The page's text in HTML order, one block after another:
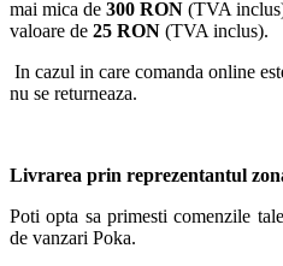
mai mica de 300 RON (TVA
valoare de 25 RON (TVA inclus).
In cazul in care comanda online
nu se returneaza.
Livrarea prin reprezentantul
Poti opta sa primesti comenzile
de vanzari Poka.